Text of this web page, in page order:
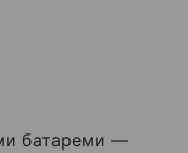
батареми —